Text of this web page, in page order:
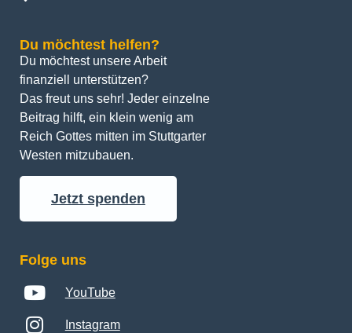
Du möchtest helfen?
Du möchtest unsere Arbeit
finanziell unterstützen?
Das freut uns sehr! Jeder einzelne
Beitrag hilft, ein klein wenig am
Reich Gottes mitten im Stuttgarter
Westen mitzubauen.
Jetzt spenden
Folge uns
YouTube
Instagram